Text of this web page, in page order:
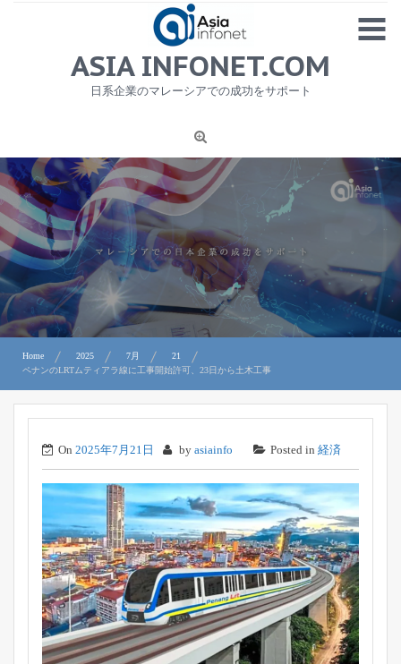
MENU
1
ニュース
労務サービス
プライバシーポリシー及び著作権について
お問合せ
ASIA INFONET.COM
日系企業のマレーシアでの成功をサポート
Home 2025 7月
21
ペナンのLRTムティアラ線に工事開始許可、23日から土木工事
On 2025年7月21日 by asiainfo Posted in 経済